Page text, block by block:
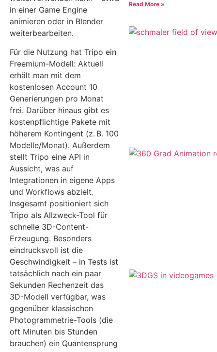
in einer Game Engine
animieren oder in Blender
weiterbearbeiten.
Für die Nutzung hat Tripo ein
Freemium-Modell: Aktuell
erhält man mit dem
kostenlosen Account 10
Generierungen pro Monat
frei. Darüber hinaus gibt es
kostenpflichtige Pakete mit
höherem Kontingent (z. B. 100
Modelle/Monat). Außerdem
stellt Tripo eine API in
Aussicht, was auf
Integrationen in eigene Apps
und Workflows abzielt.
Insgesamt positioniert sich
Tripo als Allzweck-Tool für
schnelle 3D-Content-
Erzeugung. Besonders
eindrucksvoll ist die
Geschwindigkeit – in Tests ist
tatsächlich nach ein paar
Sekunden Rechenzeit das
3D-Modell verfügbar, was
gegenüber klassischen
Photogrammetrie-Tools (die
oft Minuten bis Stunden
brauchen) ein Quantensprung
Read More »